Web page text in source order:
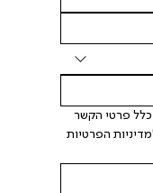
אני מאשר/ת ומסכימ/ה לקבלת דיוור ישיר, הודעות ופרסומים שיווקיים בכלל פרטי הקשר
המצויים בידי החברה ובכלל זה דוא"ל SMS ועוד. המידע ייאסף בהתאם למדיניות הפרטיות